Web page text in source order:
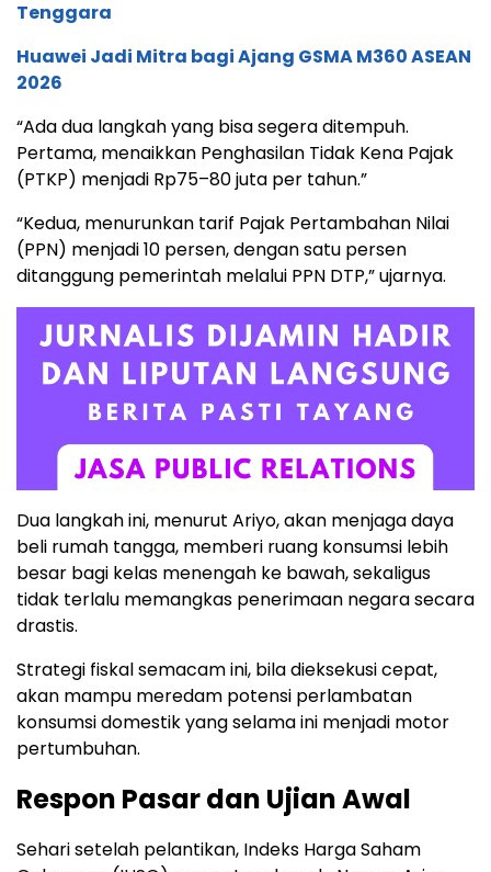
Tenggara
Huawei Jadi Mitra bagi Ajang GSMA M360 ASEAN
2026
“Ada dua langkah yang bisa segera ditempuh.
Pertama, menaikkan Penghasilan Tidak Kena Pajak
(PTKP) menjadi Rp75–80 juta per tahun.”
“Kedua, menurunkan tarif Pajak Pertambahan Nilai
(PPN) menjadi 10 persen, dengan satu persen
ditanggung pemerintah melalui PPN DTP,” ujarnya.
Dua langkah ini, menurut Ariyo, akan menjaga daya
beli rumah tangga, memberi ruang konsumsi lebih
besar bagi kelas menengah ke bawah, sekaligus
tidak terlalu memangkas penerimaan negara secara
drastis.
Strategi fiskal semacam ini, bila dieksekusi cepat,
akan mampu meredam potensi perlambatan
konsumsi domestik yang selama ini menjadi motor
pertumbuhan.
Respon Pasar dan Ujian Awal
Sehari setelah pelantikan, Indeks Harga Saham